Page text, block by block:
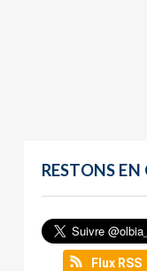
RESTONS
Flux RSS